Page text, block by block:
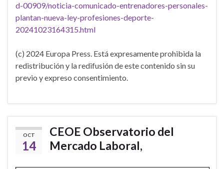
d-00909/noticia-comunicado-entrenadores-personales-
plantan-nueva-ley-profesiones-deporte-
20241023164315.html
(c) 2024 Europa Press. Está expresamente prohibida la
redistribución y la redifusión de este contenido sin su
previo y expreso consentimiento.
OCT
14
CEOE Observatorio del
Mercado Laboral,